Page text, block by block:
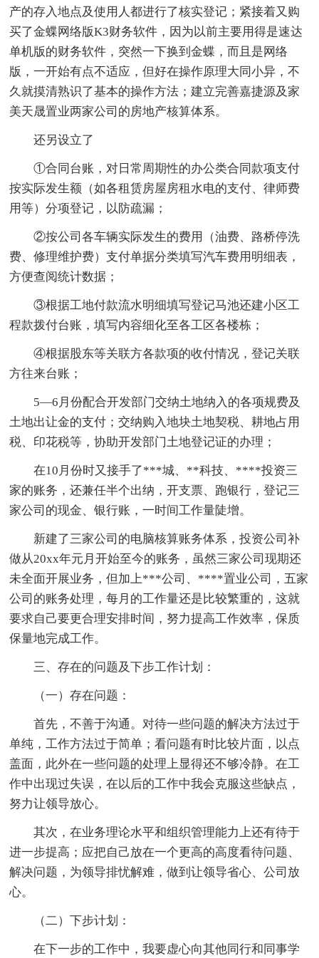
产的存入地点及使用人都进行了核实登记；紧接着又购
买了金蝶网络版K3财务软件，因为以前主要用得是速达
单机版的财务软件，突然一下换到金蝶，而且是网络
版，一开始有点不适应，但好在操作原理大同小异，不
久就摸清熟识了基本的操作方法；建立完善嘉捷源及家
美天晟置业两家公司的房地产核算体系。
还另设立了
①合同台账，对日常周期性的办公类合同款项支付
按实际发生额（如各租赁房屋房租水电的支付、律师费
用等）分项登记，以防疏漏；
②按公司各车辆实际发生的费用（油费、路桥停洗
费、修理维护费）支付单据分类填写汽车费用明细表，
方便查阅统计数据；
③根据工地付款流水明细填写登记马池还建小区工
程款拨付台账，填写内容细化至各工区各楼栋；
④根据股东等关联方各款项的收付情况，登记关联
方往来台账；
5—6月份配合开发部门交纳土地纳入的各项规费及
土地出让金的支付；交纳购入地块土地契税、耕地占用
税、印花税等，协助开发部门土地登记证的办理；
在10月份时又接手了***城、**科技、****投资三
家的账务，还兼任半个出纳，开支票、跑银行，登记三
家公司的现金、银行账，一时间工作量陡增。
新建了三家公司的电脑核算账务体系，投资公司补
做从20xx年元月开始至今的账务，虽然三家公司现期还
未全面开展业务，但加上***公司、****置业公司，五家
公司的账务处理，每月的工作量还是比较繁重的，这就
要求自己要更合理安排时间，努力提高工作效率，保质
保量地完成工作。
三、存在的问题及下步工作计划：
（一）存在问题：
首先，不善于沟通。对待一些问题的解决方法过于
单纯，工作方法过于简单；看问题有时比较片面，以点
盖面，此外在一些问题的处理上显得还不够冷静。在工
作中出现过失误，在以后的工作中我会克服这些缺点，
努力让领导放心。
其次，在业务理论水平和组织管理能力上还有待于
进一步提高；应把自己放在一个更高的高度看待问题、
解决问题，为领导排忧解难，做到让领导省心、公司放
心。
（二）下步计划：
在下一步的工作中，我要虚心向其他同行和同事学